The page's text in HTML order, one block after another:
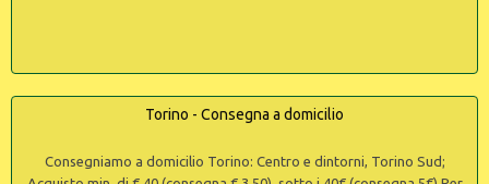
Torino - Consegna a domicilio
Consegniamo a domicilio Torino: Centro e dintorni, Torino Sud;